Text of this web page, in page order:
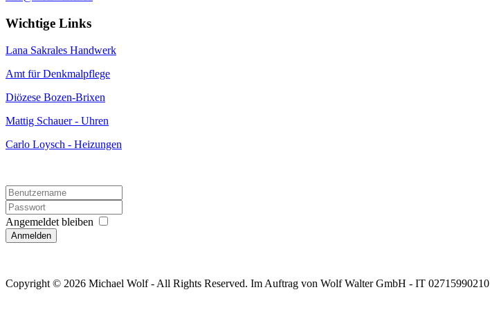
Wichtige Links
Lana Sakrales Handwerk
Amt für Denkmalpflege
Diözese Bozen-Brixen
Mattig Schauer - Uhren
Carlo Loysch - Heizungen
Angemeldet bleiben
Anmelden
Copyright © 2026 Michael Wolf - All Rights Reserved. Im Auftrag von Wolf Walter GmbH - IT 02715990210